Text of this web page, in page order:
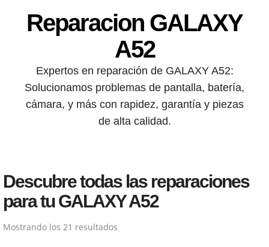
Reparacion GALAXY
A52
Expertos en reparación de GALAXY A52:
Solucionamos problemas de pantalla, batería,
cámara, y más con rapidez, garantía y piezas
de alta calidad.
Descubre todas las reparaciones
para tu GALAXY A52
Mostrando los 21 resultados